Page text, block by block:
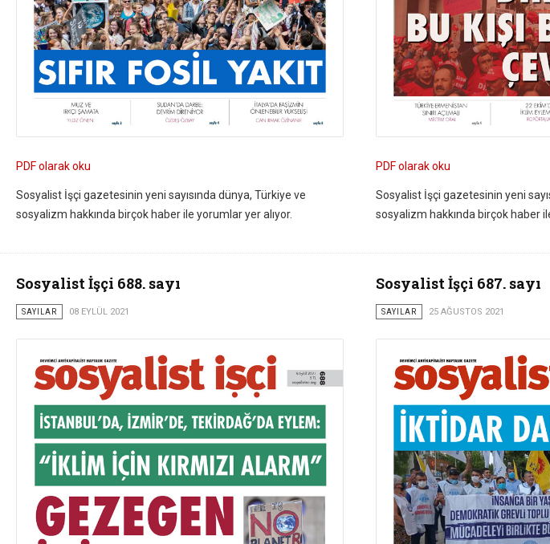
PDF olarak oku
Sosyalist İşçi gazetesinin yeni sayısında dünya, Türkiye ve
sosyalizm hakkında birçok haber ile yorumlar yer alıyor.
PDF olarak oku
Sosyalist İşçi gazetesinin yeni
sosyalizm hakkında birçok haber
Sosyalist İşçi 688. sayı
SAYILAR 08 EYLÜL 2021
Sosyalist İşçi 687. sayı
SAYILAR 25 AĞUSTOS 2021